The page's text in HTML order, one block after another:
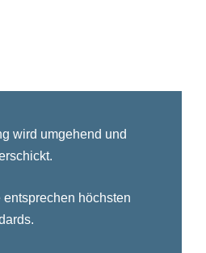
wird umgehend und
höchsten